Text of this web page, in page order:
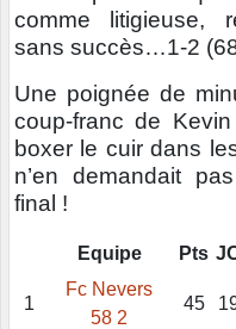
comme litigieuse,
sans succès…1-2
Une poignée de
coup-franc de
boxer le cuir dans
n’en demandait
final !
Equipe Pts
1
Fc Nevers
58 2
45